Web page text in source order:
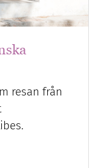
resan från